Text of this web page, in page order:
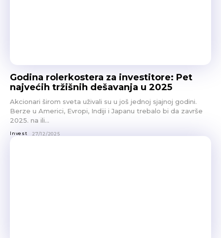
Godina rolerkostera za investitore: Pet
najvećih tržišnih dešavanja u 2025
Akcionari širom sveta uživali su u još jednoj sjajnoj godini.
Berze u Americi, Evropi, Indiji i Japanu trebalo bi da završe
2025. na ili...
Invest 27/12/2025